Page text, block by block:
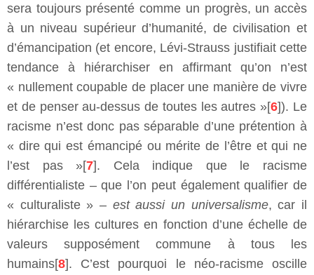
sera toujours présenté comme un progrès, un accès
à un niveau supérieur d’humanité, de civilisation et
d’émancipation (et encore, Lévi-Strauss justifiait cette
tendance à hiérarchiser en affirmant qu’on n’est
« nullement coupable de placer une manière de vivre
et de penser au-dessus de toutes les autres »[6]). Le
racisme n’est donc pas séparable d’une prétention à
« dire qui est émancipé ou mérite de l’être et qui ne
l’est pas »[7]. Cela indique que le racisme
différentialiste – que l’on peut également qualifier de
« culturaliste » – est aussi un universalisme, car il
hiérarchise les cultures en fonction d’une échelle de
valeurs supposément commune à tous les
humains[8]. C’est pourquoi le néo-racisme oscille